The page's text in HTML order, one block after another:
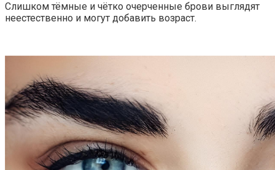
Слишком тёмные и чётко очерченные брови выглядят
неестественно и могут добавить возраст.